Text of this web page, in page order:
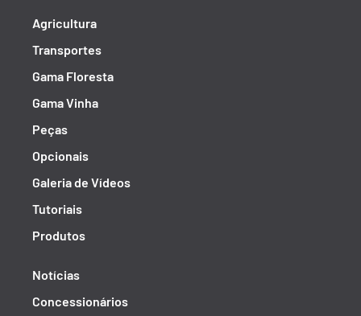
Agricultura
Transportes
Gama Floresta
Gama Vinha
Peças
Opcionais
Galeria de Vídeos
Tutoriais
Produtos
Notícias
Concessionários